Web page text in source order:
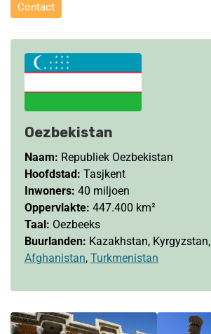
Contact
Oezbekistan
Naam: Republiek Oezbekistan
Hoofdstad: Tasjkent
Inwoners: 40 miljoen
Oppervlakte: 447.400 km²
Taal: Oezbeeks
Buurlanden: Kazakhstan, Kyrgyzstan,
Afghanistan, Turkmenistan